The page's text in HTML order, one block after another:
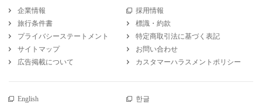
企業情報
採用情報
旅行条件書
標識・約款
プライバシーステートメント
特定商取引法に基づく表記
サイトマップ
お問い合わせ
広告掲載について
カスタマーハラスメントポリシー
English 한글